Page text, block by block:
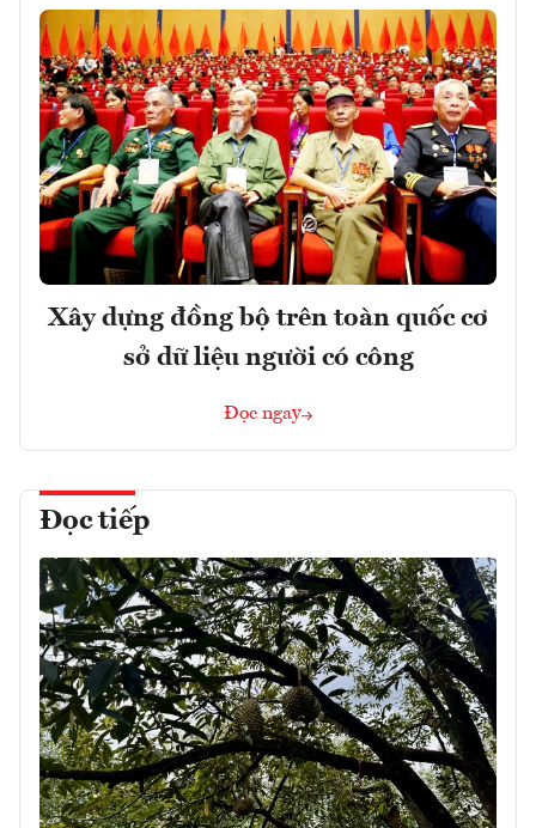
Xây dựng đồng bộ trên toàn quốc cơ
sở dữ liệu người có công
Đọc ngay
Đọc tiếp